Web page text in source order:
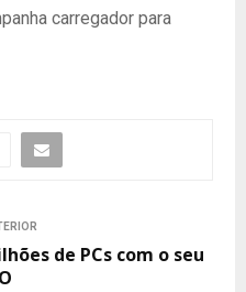
carregador para
de PCs com o seu